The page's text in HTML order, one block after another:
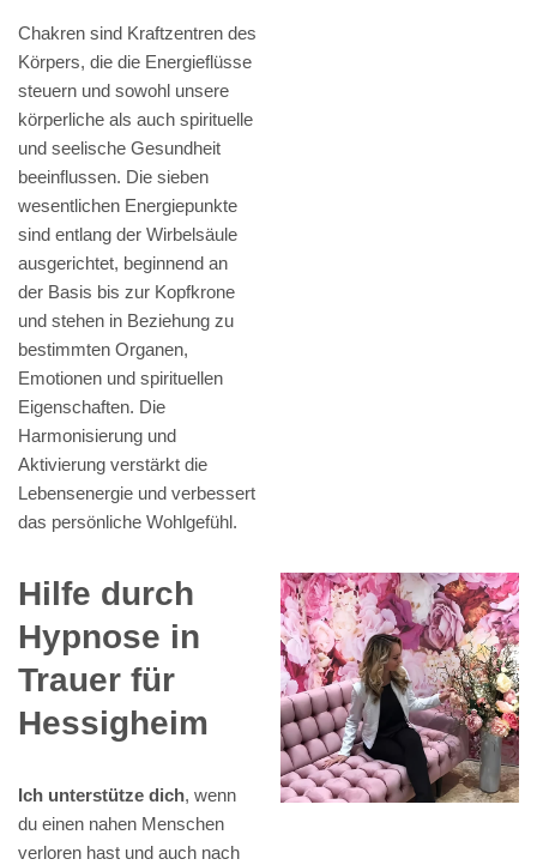
Chakren sind Kraftzentren des
Körpers, die die Energieflüsse
steuern und sowohl unsere
körperliche als auch spirituelle
und seelische Gesundheit
beeinflussen. Die sieben
wesentlichen Energiepunkte
sind entlang der Wirbelsäule
ausgerichtet, beginnend an
der Basis bis zur Kopfkrone
und stehen in Beziehung zu
bestimmten Organen,
Emotionen und spirituellen
Eigenschaften. Die
Harmonisierung und
Aktivierung verstärkt die
Lebensenergie und verbessert
das persönliche Wohlgefühl.
Hilfe durch
Hypnose in
Trauer für
Hessigheim
Ich unterstütze dich, wenn
du einen nahen Menschen
verloren hast und auch nach